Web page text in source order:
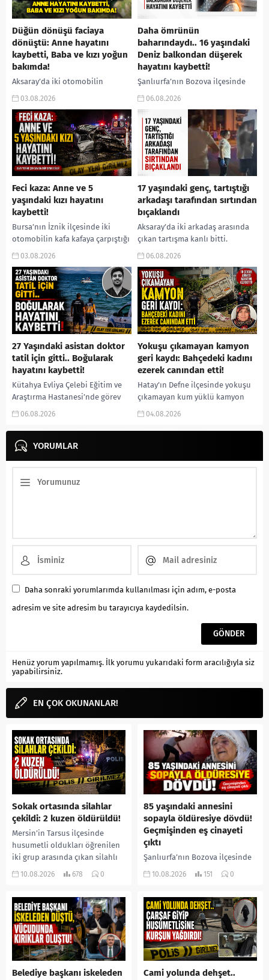
Düğün dönüşü faciaya
dönüştü: Anne hayatını
kaybetti, Baba ve kızı yoğun
bakımda!
Aksaray’da iki otomobilin
kavşakta çarpışması sonucu
düğünden dönen aynı aileden
anne yaşamını yitirdi. Ağır
yaralanan baba...
03.08.2026
Daha ömrünün
baharındaydı.. 16 yaşındaki
Deniz balkondan düşerek
hayatını kaybetti!
Şanlıurfa’nın Bozova ilçesinde
balkondan düşerek ağır
Karaçizmeli, kaldırıldığı
hastanede doktorların tüm
müdahalelerine rağmen yaşamını
yitirdi. Şanlıurfa’nın...
06.08.2026
Feci kaza: Anne ve 5
yaşındaki kızı hayatını
kaybetti!
Bursa’nın İznik ilçesinde iki
otomobilin kafa kafaya çarpıştığı
trafik kazasında anne ile 5
aralarında askeri personelin...
03.08.2026
17 yaşındaki genç, tartıştığı
arkadaşı tarafından sırtından
bıçaklandı
Aksaray’da iki arkadaş arasında
çıkan tartışma kanlı bitti.
Sırtından bıçaklanan 17
kaldırılırken, polis kaçan
şüpheliyi yakalamak için...
06.08.2026
27 Yaşındaki asistan doktor
tatil için gitti.. Boğularak
hayatını kaybetti!
Kütahya Evliya Çelebi Eğitim ve
Araştırma Hastanesi’nde görev
yapan 27 yaşındaki Asistan Dr.
bulunduğu Mersin’de denize...
06.08.2026
Yokuşu çıkamayan kamyon
geri kaydı: Bahçedeki kadını
ezerek canından etti!
Hatay’ın Defne ilçesinde yokuşu
çıkamayan kum yüklü kamyon
geri kayarak bir apartmanın
toplayan 65 yaşındaki Sakine...
04.08.2026
YORUMLAR
Daha sonraki yorumlarımda kullanılması için adım, e-posta
adresim ve site adresim bu tarayıcıya kaydedilsin.
Henüz yorum yapılmamış. İlk yorumu yukarıdaki form aracılığıyla siz
yapabilirsiniz.
EN ÇOK OKUNANLAR!
Sokak ortasında silahlar
çekildi: 2 kuzen öldürüldü!
Mersin’in Tarsus ilçesinde
husumetli oldukları öğrenilen
iki grup arasında çıkan silahlı
kavgada iki kuzen yaşamını
10.08.2026 678 0
85 yaşındaki annesini
sopayla öldüresiye dövdü!
Geçmişinden eş cinayeti
çıktı
Şanlıurfa’nın Bozova ilçesinde
85 yaşındaki İslim Yaprak, 53
saldırısına uğradı. Ağır
yaralanan yaşlı...
10.08.2026 151 0
Belediye başkanı iskeleden
Cami yolunda dehşet..